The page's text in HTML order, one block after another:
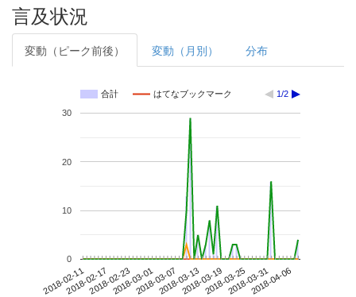
言及状況
変動（ピーク前後） 変動（月別） 分布
合計 はてなブックマーク 1/2
2018-02-112018-02-172018-02-232018-03-012018-03-072018-03-132018-03-192018-03-252018-03-312018-04-06
0
10
20
30